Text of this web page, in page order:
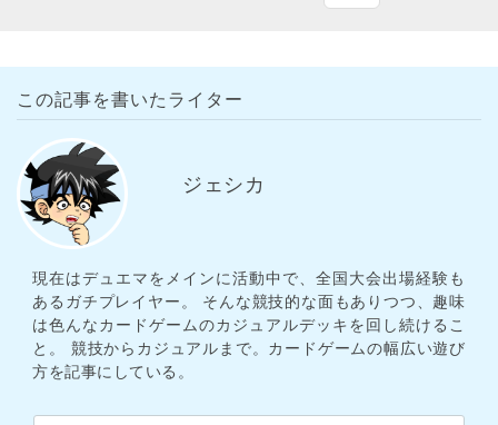
この記事を書いたライター
ジェシカ
現在はデュエマをメインに活動中で、全国大会出場経験も
あるガチプレイヤー。 そんな競技的な面もありつつ、趣味
は色んなカードゲームのカジュアルデッキを回し続けるこ
と。 競技からカジュアルまで。カードゲームの幅広い遊び
方を記事にしている。